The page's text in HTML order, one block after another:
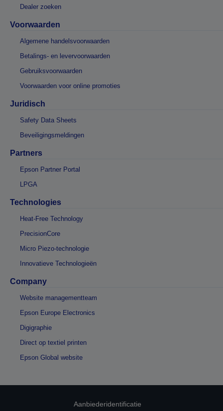
Dealer zoeken
Voorwaarden
Algemene handelsvoorwaarden
Betalings- en levervoorwaarden
Gebruiksvoorwaarden
Voorwaarden voor online promoties
Juridisch
Safety Data Sheets
Beveiligingsmeldingen
Partners
Epson Partner Portal
LPGA
Technologies
Heat-Free Technology
PrecisionCore
Micro Piezo-technologie
Innovatieve Technologieën
Company
Website managementteam
Epson Europe Electronics
Digigraphie
Direct op textiel printen
Epson Global website
Aanbiederidentificatie